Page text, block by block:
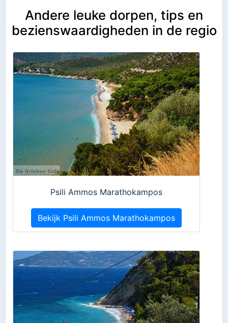
Andere leuke dorpen, tips en
bezienswaardigheden in de regio
Psili Ammos Marathokampos
Bekijk Psili Ammos Marathokampos